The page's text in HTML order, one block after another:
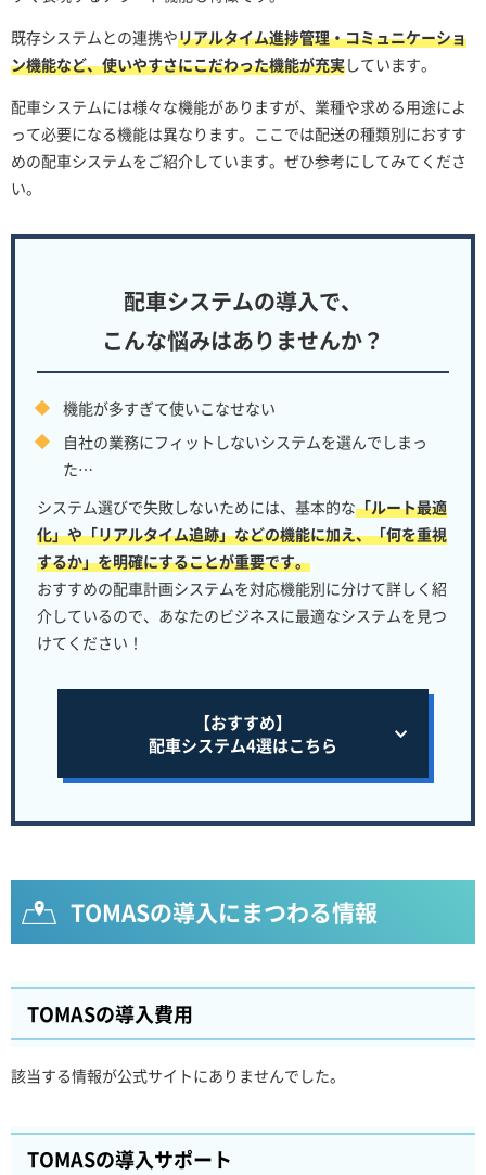
既存システムとの連携やリアルタイム進捗管理・コミュニケーショ
ン機能など、使いやすさにこだわった機能が充実しています。
配車システムには様々な機能がありますが、業種や求める用途によ
って必要になる機能は異なります。ここでは配送の種類別におすす
めの配車システムをご紹介しています。ぜひ参考にしてみてくださ
い。
配車システムの導入で、
こんな悩みはありませんか？
機能が多すぎて使いこなせない
自社の業務にフィットしないシステムを選んでしまっ
た…
システム選びで失敗しないためには、基本的な「ルート最適
化」や「リアルタイム追跡」などの機能に加え、「何を重視
するか」を明確にすることが重要です。
おすすめの配車計画システムを対応機能別に分けて詳しく紹
介しているので、あなたのビジネスに最適なシステムを見つ
けてください！
【おすすめ】
配車システム4選はこちら
TOMASの導入にまつわる情報
TOMASの導入費用
該当する情報が公式サイトにありませんでした。
TOMASの導入サポート